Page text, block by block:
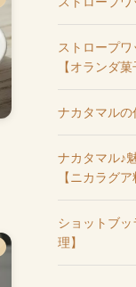
ストロープワ
【オランダ菓
ナカタマルの
ナカタマル♪
【ニカラグア
ショットブ
理】